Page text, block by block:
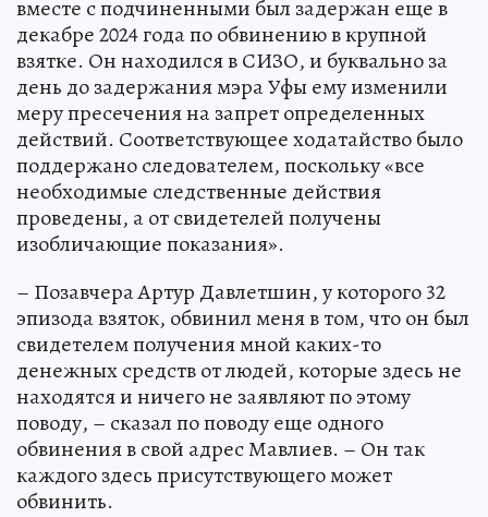
вместе с подчиненными был задержан еще в
декабре 2024 года по обвинению в крупной
взятке. Он находился в СИЗО, и буквально за
день до задержания мэра Уфы ему изменили
меру пресечения на запрет определенных
действий. Соответствующее ходатайство было
поддержано следователем, поскольку «все
необходимые следственные действия
проведены, а от свидетелей получены
изобличающие показания».
– Позавчера Артур Давлетшин, у которого 32
эпизода взяток, обвинил меня в том, что он был
свидетелем получения мной каких-то
денежных средств от людей, которые здесь не
находятся и ничего не заявляют по этому
поводу, – сказал по поводу еще одного
обвинения в свой адрес Мавлиев. – Он так
каждого здесь присутствующего может
обвинить.